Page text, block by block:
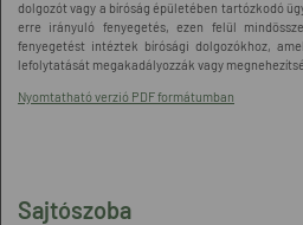
Sajtószoba
dolgozót vagy a bíróság épületében tartózkodó
erre irányuló fenyegetés, ezen felül
fenyegetést intéztek bírósági dolgozókhoz,
lefolytatását megakadályozzák vagy
Nyomtatható verzió PDF formátumban